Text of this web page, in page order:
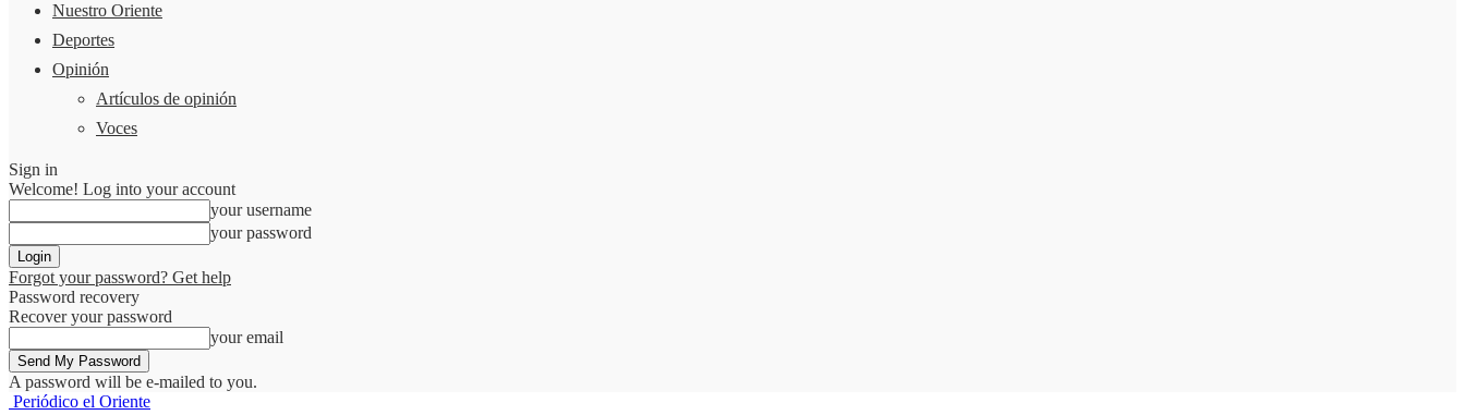
Nuestro Oriente
Deportes
Opinión
Artículos de opinión
Voces
Sign in
Welcome! Log into your account
your username
your password
Forgot your password? Get help
Password recovery
Recover your password
your email
A password will be e-mailed to you.
Periódico el Oriente